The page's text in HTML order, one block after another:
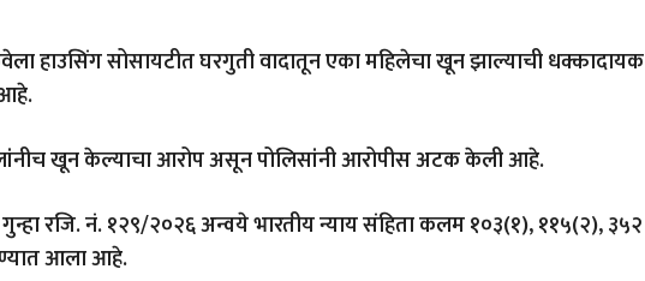
हाउसिंग सोसायटीत घरगुती वादातून एका महिलेचा खून झाल्याची धक्कादायक
खून केल्याचा आरोप असून पोलिसांनी आरोपीस अटक केली आहे.
गुन्हा रजि. नं. १२९/२०२६ अन्वये भारतीय न्याय संहिता कलम १०३(१), ११५(२), ३५२
आला आहे.